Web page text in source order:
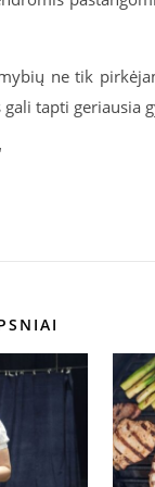
ne tik
tapti geriausia